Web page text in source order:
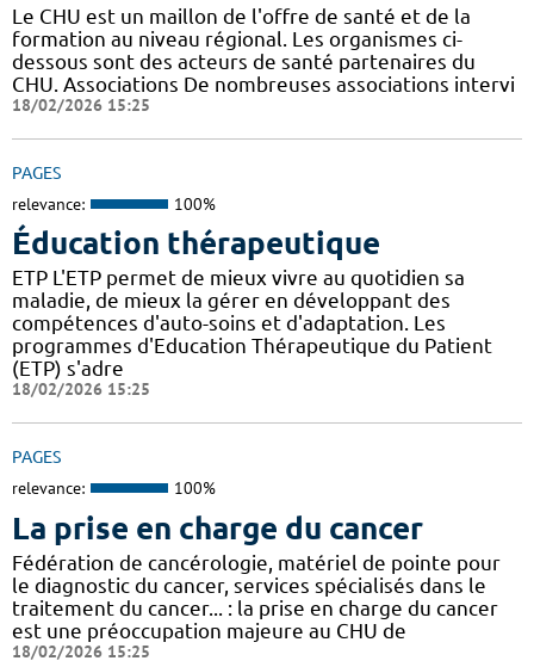
Le CHU est un maillon de l'offre de santé et de la
formation au niveau régional. Les organismes ci-
dessous sont des acteurs de santé partenaires du
CHU. Associations De nombreuses associations intervi
18/02/2026 15:25
PAGES
relevance: 100%
Éducation thérapeutique
ETP L'ETP permet de mieux vivre au quotidien sa
maladie, de mieux la gérer en développant des
compétences d'auto-soins et d'adaptation. Les
programmes d'Education Thérapeutique du Patient
(ETP) s'adre
18/02/2026 15:25
PAGES
relevance: 100%
La prise en charge du cancer
Fédération de cancérologie, matériel de pointe pour
le diagnostic du cancer, services spécialisés dans le
traitement du cancer... : la prise en charge du cancer
est une préoccupation majeure au CHU de
18/02/2026 15:25